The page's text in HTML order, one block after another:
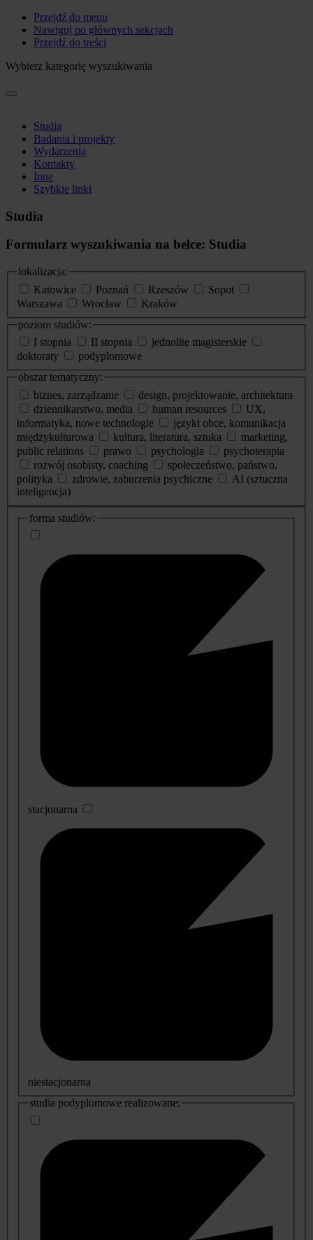
Przejdź do menu
Nawiguj po głównych sekcjach
Przejdź do treści
Wybierz kategorię wyszukiwania
Studia
Badania i projekty
Wydarzenia
Kontakty
Inne
Szybkie linki
Studia
Formularz wyszukiwania na belce: Studia
lokalizacja:
Katowice
Poznań Rzeszów
Sopot
Warszawa
Wrocław
Kraków
poziom studiów:
I stopnia
II stopnia
jednolite magisterskie
doktoraty
podyplomowe
obszar tematyczny:
biznes, zarządzanie
design, projektowanie, architektura
dziennikarstwo, media
human resources
UX,
informatyka, nowe technologie
języki obce, komunikacja
międzykulturowa
kultura, literatura, sztuka
marketing,
public relations
prawo psychologia
psychoterapia
rozwój osobisty, coaching
społeczeństwo, państwo,
polityka
zdrowie, zaburzenia psychiczne
AI (sztuczna
inteligencja)
dodatkowe
informacje
forma studiów:
stacjonarna
niestacjonarna
studia podyplomowe realizowane: